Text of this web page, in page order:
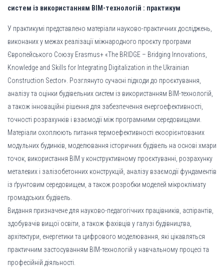
систем із використанням BIM-технологій : практикум
У практикумі представлено матеріали науково-практичних досліджень,
виконаних у межах реалізації міжнародного проєкту програми
Європейського Союзу Erasmus+ «The BRIDGE – Bridging Innovations,
Knowledge and Skills for Integrating Digitalization in the Ukrainian
Construction Sector». Розглянуто сучасні підходи до проєктування,
аналізу та оцінки будівельних систем із використанням BIM-технологій,
а також інноваційні рішення для забезпечення енергоефективності,
точності розрахунків і взаємодії між програмними середовищами.
Матеріали охоплюють питання термоефективності екоорієнтованих
модульних будинків, моделювання історичних будівель на основі хмари
точок, використання BIM у конструктивному проєктуванні, розрахунку
металевих і залізобетонних конструкцій, аналізу взаємодії фундаментів
із ґрунтовим середовищем, а також розробки моделей мікроклімату
громадських будівель.
Видання призначене для науково-педагогічних працівників, аспірантів,
здобувачів вищої освіти, а також фахівців у галузі будівництва,
архітектури, енергетики та цифрового моделювання, які цікавляться
практичним застосуванням BIM-технологій у навчальному процесі та
професійній діяльності.